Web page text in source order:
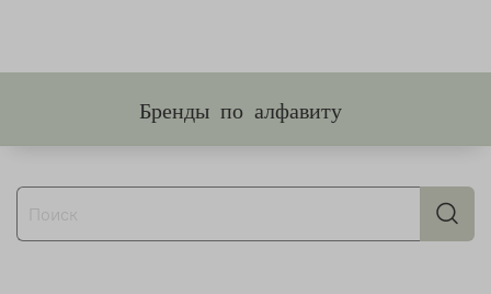
Бренды по алфавиту